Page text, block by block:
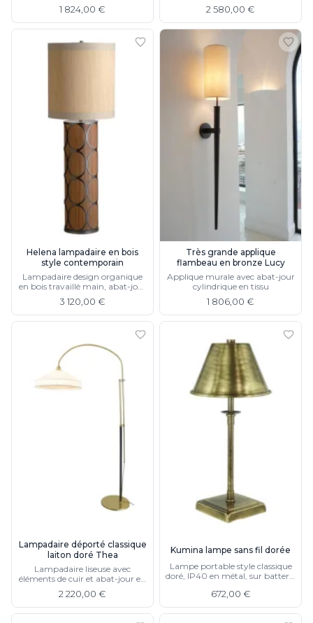
1 824,00 € 2 580,00 €
Helena lampadaire en bois
style contemporain
Lampadaire design organique
en bois travaillé main, abat-jour
3 120,00 €
Très grande applique
flambeau en bronze Lucy
Applique murale avec abat-jour
cylindrique en tissu
1 806,00 €
Lampadaire déporté classique
laiton doré Thea
Lampadaire liseuse avec
éléments de cuir et abat-jour en
2 220,00 €
Kumina lampe sans fil dorée
Lampe portable style classique
doré, IP40 en métal, sur batterie
672,00 €